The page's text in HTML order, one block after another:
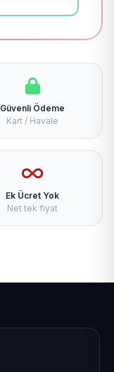
Güvenli Ödeme
Kart / Havale
Ek Ücret Yok
Net tek fiyat